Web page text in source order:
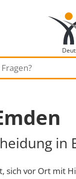
sich vor Ort mit